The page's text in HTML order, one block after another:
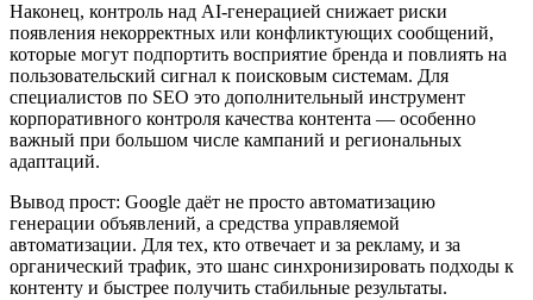
Наконец, контроль над AI‑генерацией снижает риски
появления некорректных или конфликтующих сообщений,
которые могут подпортить восприятие бренда и повлиять на
пользовательский сигнал к поисковым системам. Для
специалистов по SEO это дополнительный инструмент
корпоративного контроля качества контента — особенно
важный при большом числе кампаний и региональных
адаптаций.
Вывод прост: Google даёт не просто автоматизацию
генерации объявлений, а средства управляемой
автоматизации. Для тех, кто отвечает и за рекламу, и за
органический трафик, это шанс синхронизировать подходы к
контенту и быстрее получить стабильные результаты.